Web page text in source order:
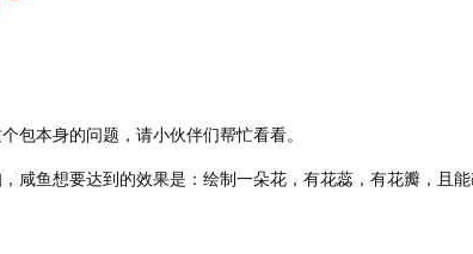
包本身的问题，请小伙伴们帮忙看看。
咸鱼想要达到的效果是：绘制一朵花，有花蕊，有花瓣，且